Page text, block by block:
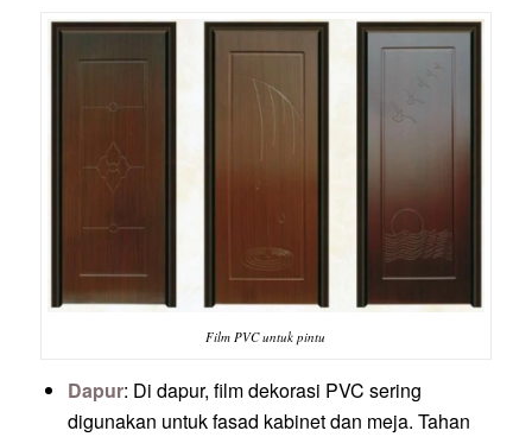
Film PVC untuk pintu
Dapur: Di dapur, film dekorasi PVC sering
digunakan untuk fasad kabinet dan meja. Tahan